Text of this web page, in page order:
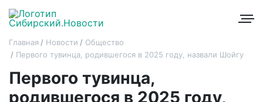
Главная Новости
Общество
Первого тувинца, родившегося в 2025 году, назвали Шойгу
Первого тувинца,
родившегося в 2025 году,